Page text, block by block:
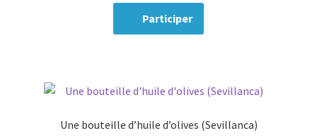
Participer
Une bouteille d’huile d’olives (Sevillanca)